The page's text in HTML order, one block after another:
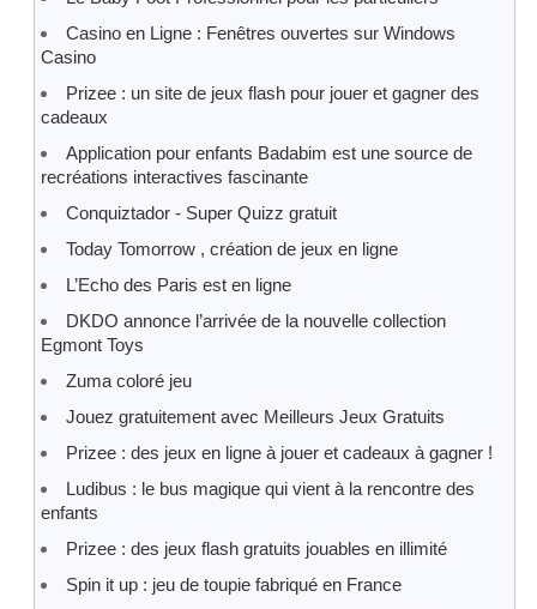
Casino en Ligne : Fenêtres ouvertes sur Windows
Casino
Prizee : un site de jeux flash pour jouer et gagner des
cadeaux
Application pour enfants Badabim est une source de
recréations interactives fascinante
Conquiztador - Super Quizz gratuit
Today Tomorrow , création de jeux en ligne
L’Echo des Paris est en ligne
DKDO annonce l’arrivée de la nouvelle collection
Egmont Toys
Zuma coloré jeu
Jouez gratuitement avec Meilleurs Jeux Gratuits
Prizee : des jeux en ligne à jouer et cadeaux à gagner !
Ludibus : le bus magique qui vient à la rencontre des
enfants
Prizee : des jeux flash gratuits jouables en illimité
Spin it up : jeu de toupie fabriqué en France